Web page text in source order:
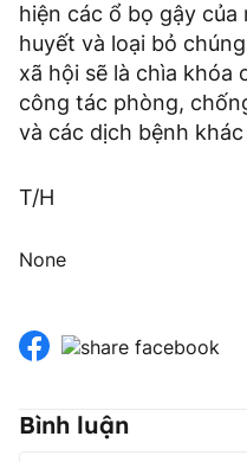
hiện các ổ bọ gậy
huyết và loại bỏ
xã hội sẽ là chìa khóa
công tác phòng,
và các dịch bệnh
T/H
None
Bình luận